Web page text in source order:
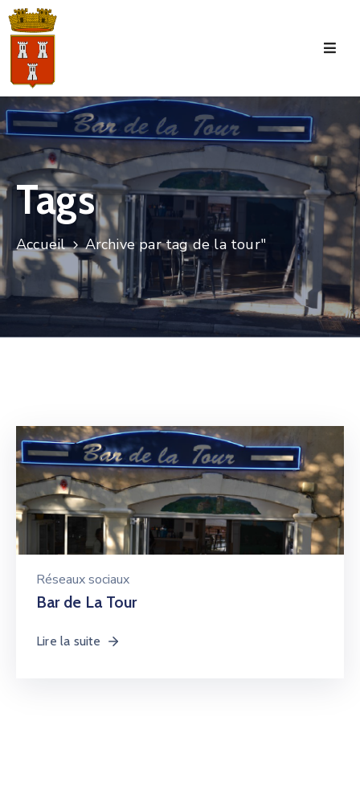
Accueil
La
Commune
Tourisme
Manifestations
Vie
Municipale
Services
Tags
Accueil Archive par tag de la tour"
Réseaux sociaux
Bar de La Tour
Lire la suite